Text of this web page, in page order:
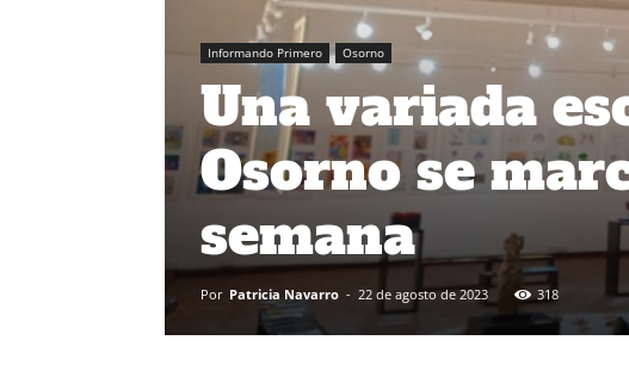
Informando Primero Osorno
Una variada
Osorno se
semana
Por Patricia Navarro - 22 de agosto de 2023 318